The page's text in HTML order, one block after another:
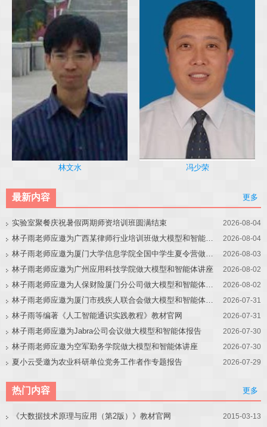
林文水 冯少荣
最新内容 更多
实验室聚餐庆祝暑假两期师资培训班圆满结束 2026-08-04
林子雨老师应邀为广西某律师行业培训班做大模型和智能体讲座 2026-08-04
林子雨老师应邀为厦门大学信息学院全国中学生夏令营做大模型讲座 2026-08-03
林子雨老师应邀为广州应用科技学院做大模型和智能体讲座 2026-08-02
林子雨老师应邀为人保财险厦门分公司做大模型和智能体讲座 2026-08-02
林子雨老师应邀为厦门市残疾人联合会做大模型和智能体讲座 2026-07-31
林子雨等编著《人工智能通识实践教程》教材官网 2026-07-31
林子雨老师应邀为Jabra公司会议做大模型和智能体报告 2026-07-30
林子雨老师应邀为空军勤务学院做大模型和智能体讲座 2026-07-30
夏小云受邀为农业科研单位党务工作者作专题报告 2026-07-29
热门内容 更多
《大数据技术原理与应用（第2版）》教材官网 2015-03-13